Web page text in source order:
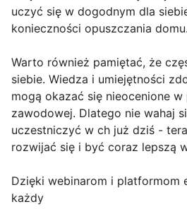
uczyć się w dogodnym dla
konieczności opuszczania domu.
Warto również pamiętać, że
siebie. Wiedza i umiejętności
mogą okazać się nieocenione w
zawodowej. Dlatego nie wahaj
uczestniczyć w ch już dziś -
rozwijać się i być coraz lepszą
Dzięki webinarom i platformom
każdy